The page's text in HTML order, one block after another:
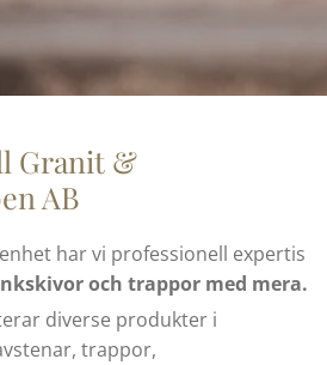
Granit &
AB
har vi professionell expertis
och trappor med mera.
diverse produkter i
trappor,